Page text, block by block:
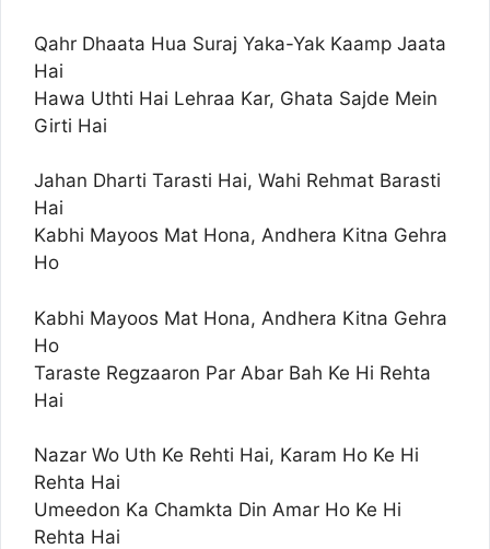
Qahr Dhaata Hua Suraj Yaka-Yak Kaamp Jaata
Hai
Hawa Uthti Hai Lehraa Kar, Ghata Sajde Mein
Girti Hai
Jahan Dharti Tarasti Hai, Wahi Rehmat Barasti
Hai
Kabhi Mayoos Mat Hona, Andhera Kitna Gehra
Ho
Kabhi Mayoos Mat Hona, Andhera Kitna Gehra
Ho
Taraste Regzaaron Par Abar Bah Ke Hi Rehta
Hai
Nazar Wo Uth Ke Rehti Hai, Karam Ho Ke Hi
Rehta Hai
Umeedon Ka Chamkta Din Amar Ho Ke Hi
Rehta Hai